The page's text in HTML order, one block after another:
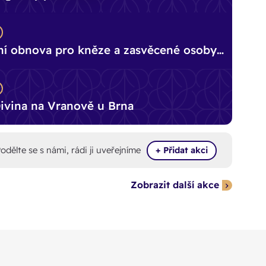
smíření v Jihlavě
Odborná
konference o
obnova pro kněze a zasvěcené osoby
na Vranově u Brna
se s námi, rádi ji uveřejníme + Přidat akci
Zobrazit další akce